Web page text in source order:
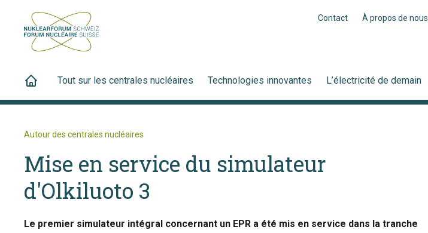
Contact À propos de nous
Tout sur les centrales nucléaires Technologies innovantes L’électricité de demain
Autour des centrales nucléaires
Mise en service du simulateur
d'Olkiluoto 3
Le premier simulateur intégral concernant un EPR a été mis en service dans la tranche